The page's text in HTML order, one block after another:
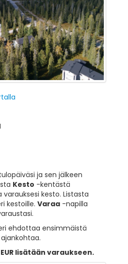
ja sen jälkeen
Kesto -kentästä
kesto. Listasta
kestoille. Varaa -napilla
ehdottaa ensimmäistä
lisätään varaukseen.